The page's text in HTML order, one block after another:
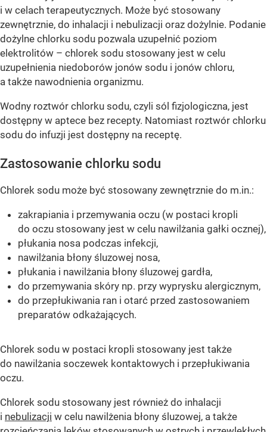
i w celach terapeutycznych. Może być stosowany
zewnętrznie, do inhalacji i nebulizacji oraz dożylnie. Podanie
dożylne chlorku sodu pozwala uzupełnić poziom
elektrolitów – chlorek sodu stosowany jest w celu
uzupełnienia niedoborów jonów sodu i jonów chloru,
a także nawodnienia organizmu.
Wodny roztwór chlorku sodu, czyli sól fizjologiczna, jest
dostępny w aptece bez recepty. Natomiast roztwór chlorku
sodu do infuzji jest dostępny na receptę.
Zastosowanie chlorku sodu
Chlorek sodu może być stosowany zewnętrznie do m.in.:
zakrapiania i przemywania oczu (w postaci kropli
do oczu stosowany jest w celu nawilżania gałki ocznej),
płukania nosa podczas infekcji,
nawilżania błony śluzowej nosa,
płukania i nawilżania błony śluzowej gardła,
do przemywania skóry np. przy wyprysku alergicznym,
do przepłukiwania ran i otarć przed zastosowaniem
preparatów odkażających.
Chlorek sodu w postaci kropli stosowany jest także
do nawilżania soczewek kontaktowych i przepłukiwania
oczu.
Chlorek sodu stosowany jest również do inhalacji
i nebulizacji w celu nawilżenia błony śluzowej, a także